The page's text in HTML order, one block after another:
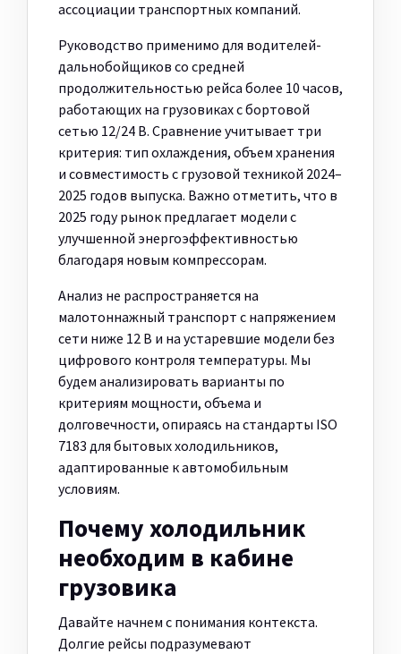
ассоциации транспортных компаний.
Руководство применимо для водителей-
дальнобойщиков со средней
продолжительностью рейса более 10 часов,
работающих на грузовиках с бортовой
сетью 12/24 В. Сравнение учитывает три
критерия: тип охлаждения, объем хранения
и совместимость с грузовой техникой 2024–
2025 годов выпуска. Важно отметить, что в
2025 году рынок предлагает модели с
улучшенной энергоэффективностью
благодаря новым компрессорам.
Анализ не распространяется на
малотоннажный транспорт с напряжением
сети ниже 12 В и на устаревшие модели без
цифрового контроля температуры. Мы
будем анализировать варианты по
критериям мощности, объема и
долговечности, опираясь на стандарты ISO
7183 для бытовых холодильников,
адаптированные к автомобильным
условиям.
Почему холодильник
необходим в кабине
грузовика
Давайте начнем с понимания контекста.
Долгие рейсы подразумевают